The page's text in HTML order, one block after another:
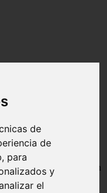
de
de
para
y
el
la salud dental de
medidas de precaución